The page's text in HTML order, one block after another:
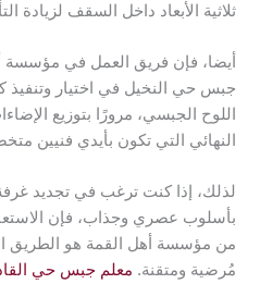
ثلاثية الأبعاد داخل السقف لزيادة
أيضا، فإن فريق العمل في مؤسسة
جبس حي النخيل في اختيار وتنفيذ
اللوح الجبسي، مرورًا بتوزيع
النهائي التي تكون بأيدي فنيين
لذلك، إذا كنت ترغب في تجديد
بأسلوب عصري وجذاب، فإن
من مؤسسة أهل القمة هو الطريق
مُرضية ومتقنة. معلم جبس حي